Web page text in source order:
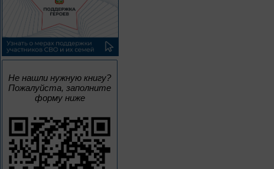
Не нашли нужную книгу?
Пожалуйста, заполните
форму ниже